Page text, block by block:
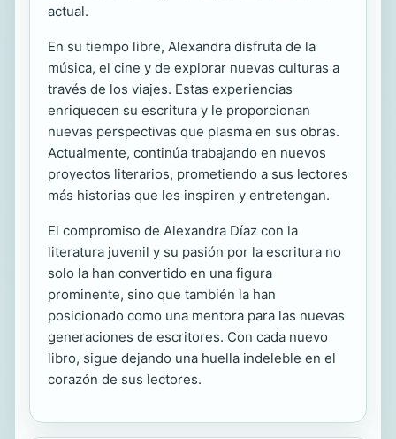
actual.
En su tiempo libre, Alexandra disfruta de la
música, el cine y de explorar nuevas culturas a
través de los viajes. Estas experiencias
enriquecen su escritura y le proporcionan
nuevas perspectivas que plasma en sus obras.
Actualmente, continúa trabajando en nuevos
proyectos literarios, prometiendo a sus lectores
más historias que les inspiren y entretengan.
El compromiso de Alexandra Díaz con la
literatura juvenil y su pasión por la escritura no
solo la han convertido en una figura
prominente, sino que también la han
posicionado como una mentora para las nuevas
generaciones de escritores. Con cada nuevo
libro, sigue dejando una huella indeleble en el
corazón de sus lectores.